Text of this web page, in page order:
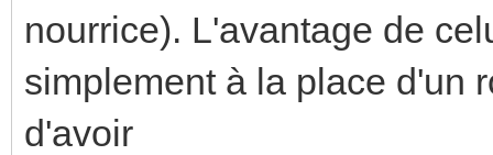
nourrice). L'avantage de
simplement à la place d'un
d'avoir